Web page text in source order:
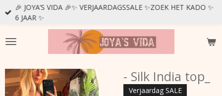
Ga
direct
de
🎉 JOYA’S VIDA 🎉✨ VERJAARDAGSSALE ✨ZOEK HET KADO ✨
6 JAAR ✨
- Silk India top_
Verjaardag SALE